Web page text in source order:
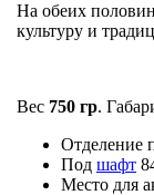
На обеих
культуру и
Вес 750 гр.
Отделение
Под шафт
Место для